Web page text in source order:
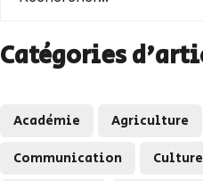
Catégories
Académie Agriculture
Communication
Culture